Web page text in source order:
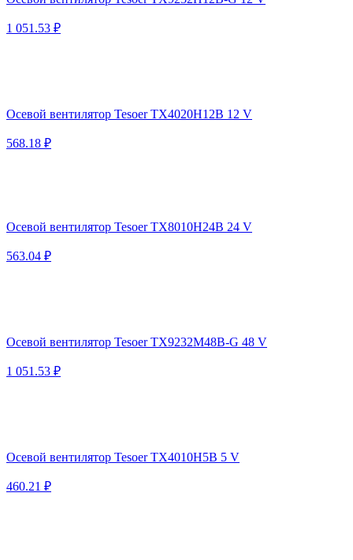
1 051.53 ₽
Осевой вентилятор Tesoer TX4020H12B 12 V
568.18 ₽
Осевой вентилятор Tesoer TX8010H24B 24 V
563.04 ₽
Осевой вентилятор Tesoer TX9232M48B-G 48 V
1 051.53 ₽
Осевой вентилятор Tesoer TX4010H5B 5 V
460.21 ₽